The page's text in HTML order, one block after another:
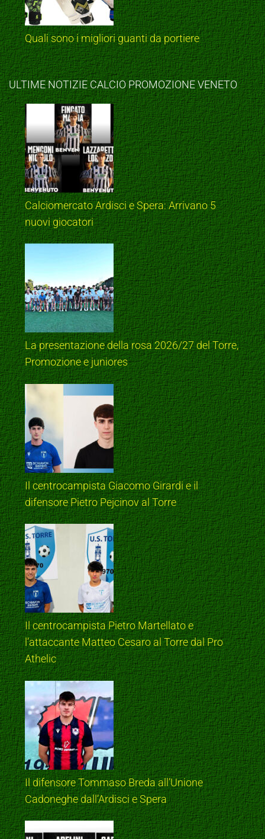
Quali sono i migliori guanti da portiere
ULTIME NOTIZIE CALCIO PROMOZIONE VENETO
Calciomercato Ardisci e Spera: Arrivano 5
nuovi giocatori
La presentazione della rosa 2026/27 del Torre,
Promozione e juniores
Il centrocampista Giacomo Girardi e il
difensore Pietro Pejcinov al Torre
Il centrocampista Pietro Martellato e
l’attaccante Matteo Cesaro al Torre dal Pro
Athelic
Il difensore Tommaso Breda all’Unione
Cadoneghe dall’Ardisci e Spera